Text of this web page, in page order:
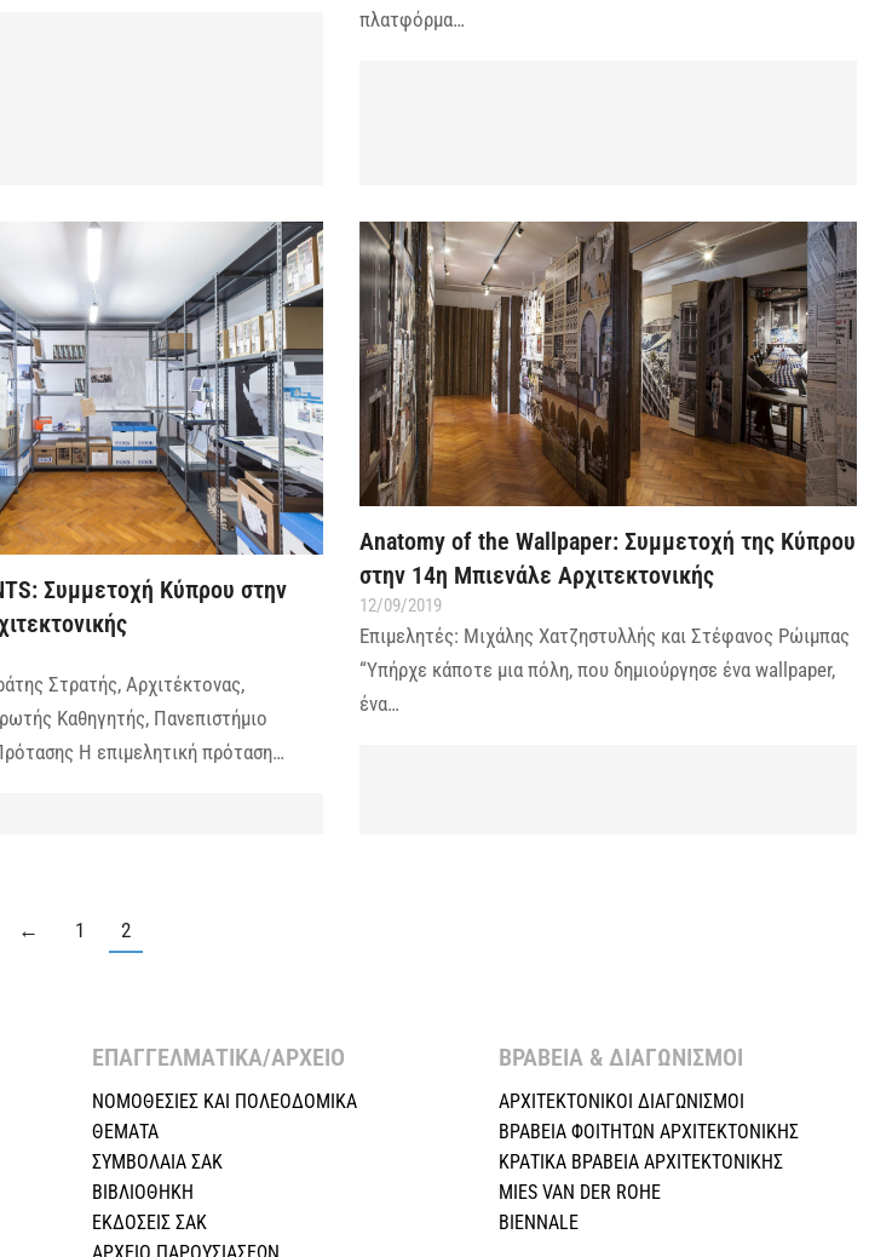
πλατφόρμα…
Συμμετοχή Κύπρου στην
Στρατής, Αρχιτέκτονας,
Καθηγητής, Πανεπιστήμιο
Η επιμελητική πρόταση…
Anatomy of the Wallpaper: Συμμετοχή της Κύπρου
στην 14η Μπιενάλε Αρχιτεκτονικής
12/09/2019
Επιμελητές: Μιχάλης Χατζηστυλλής και Στέφανος Ρώιμπας
“Υπήρχε κάποτε μια πόλη, που δημιούργησε ένα wallpaper,
ένα…
← 1 2
ΕΠΑΓΓΕΛΜΑΤΙΚΑ/ΑΡΧΕΙΟ ​
ΝΟΜΟΘΕΣΙΕΣ KAI ΠΟΛΕΟΔΟΜΙΚΑ
ΘΕΜΑΤΑ
ΣΥΜΒΟΛΑΙΑ ΣΑΚ
ΒΙΒΛΙΟΘΗΚΗ
ΕΚΔΟΣΕΙΣ ΣΑΚ
ΒΡΑΒΕΙΑ & ΔΙΑΓΩΝΙΣΜΟΙ ​
ΑΡΧΙΤΕΚΤΟΝΙΚΟΙ ΔΙΑΓΩΝΙΣΜΟΙ
ΒΡΑΒΕΙΑ ΦΟΙΤΗΤΩΝ ΑΡΧΙΤΕΚΤΟΝΙΚΗΣ
ΚΡΑΤΙΚΑ ΒΡΑΒΕΙΑ ΑΡΧΙΤΕΚΤΟΝΙΚΗΣ
MIES VAN DER ROHE
BIENNALE